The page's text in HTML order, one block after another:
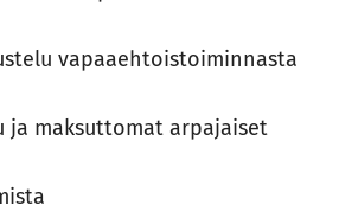
vapaaehtoistoiminnasta
ja maksuttomat arpajaiset